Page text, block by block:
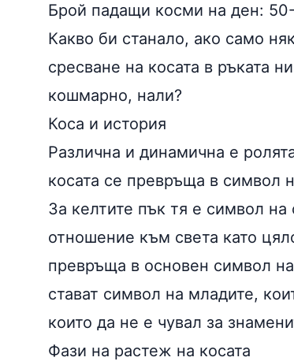
Брой падащи косми на ден:
Какво би станало, ако само
сресване на косата в ръката
кошмарно, нали?
Коса и история
Различна и динамична е
косата се превръща в символ
За келтите пък тя е символ на
отношение към света като
превръща в основен символ
стават символ на младите,
които да не е чувал за
Фази на растеж на косата